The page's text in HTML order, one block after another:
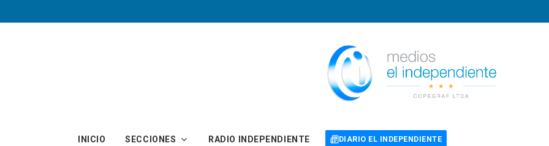
INICIO SECCIONES RADIO INDEPENDIENTE DIARIO EL INDEPENDIENTE